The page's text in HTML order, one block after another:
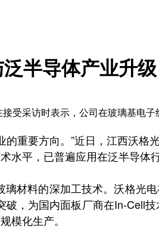
半导体产业升级
受采访时表示，公司在玻璃基电
要方向。”近日，江西沃格
平，已普遍应用在泛半导
料的深加工技术。沃格光
，为国内面板厂商在In-Cell
模化生产。